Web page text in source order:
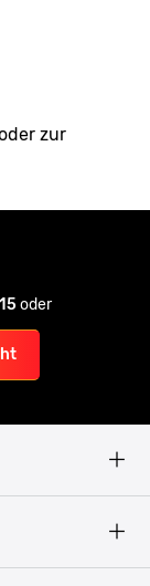
zur
oder